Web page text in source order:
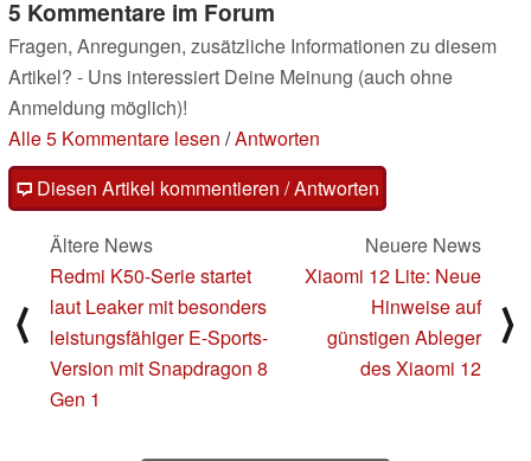
5 Kommentare im Forum
Fragen, Anregungen, zusätzliche Informationen zu diesem
Artikel? - Uns interessiert Deine Meinung (auch ohne
Anmeldung möglich)!
Alle 5 Kommentare lesen /Antworten
Diesen Artikel kommentieren / Antworten
⟨
Ältere News
Redmi K50-Serie startet
laut Leaker mit besonders
leistungsfähiger E-Sports-
Version mit Snapdragon 8
Gen 1
Neuere News
Xiaomi 12 Lite: Neue
Hinweise auf
günstigen Ableger
des Xiaomi 12
⟩